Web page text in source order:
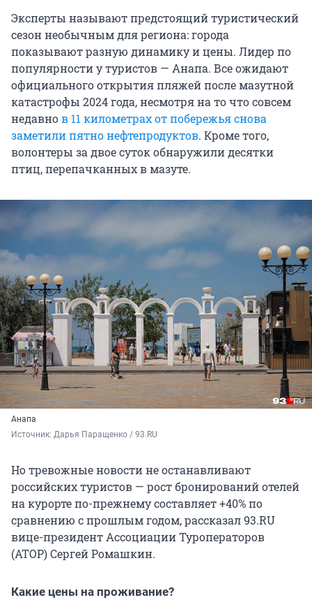
Эксперты называют предстоящий туристический
сезон необычным для региона: города
показывают разную динамику и цены. Лидер по
популярности у туристов — Анапа. Все ожидают
официального открытия пляжей после мазутной
катастрофы 2024 года, несмотря на то что совсем
недавнов 11 километрах от побережья снова
заметили пятно нефтепродуктов. Кроме того,
волонтеры за двое суток обнаружили десятки
птиц, перепачканных в мазуте.
Анапа
Источник: Дарья Паращенко / 93.RU
Но тревожные новости не останавливают
российских туристов — рост бронирований отелей
на курорте по-прежнему составляет +40% по
сравнению с прошлым годом, рассказал 93.RU
вице-президент Ассоциации Туроператоров
(АТОР) Сергей Ромашкин.
Какие цены на проживание?